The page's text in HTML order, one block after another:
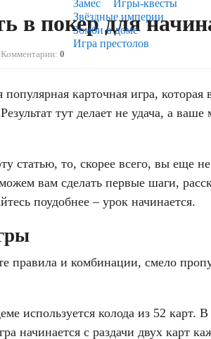
Игры-квесты
Замес
Звёздные империи
Зомби в доме
Игра престолов
в покер для
Комментарии: 0
популярная карточная игра,
тут делает не удача, а
статью, то, скорее всего, вы еще
вам сделать первые шаги,
поудобнее – урок начинается.
правила и комбинации, смело
используется колода из 52 карт.
начинается с раздачи двух карт